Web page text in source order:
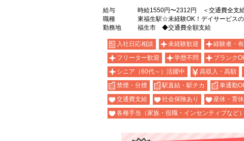
給与
時給1550円〜2312円 ＜交通費全支
職種
東福生駅☆未経験OK！デイサービス
勤務地
福生市 ◆交通費全額支給
入社日応相談 未経験歓迎 経験者・
フリーター歓迎
学歴不問 ブランク
シニア（60代～）活躍中
高収入・高額
禁煙・分煙
駅直結・駅チカ 車通勤
交通費支給
社会保険あり 産休・育
各種手当（家族・役職・インセンティブなど